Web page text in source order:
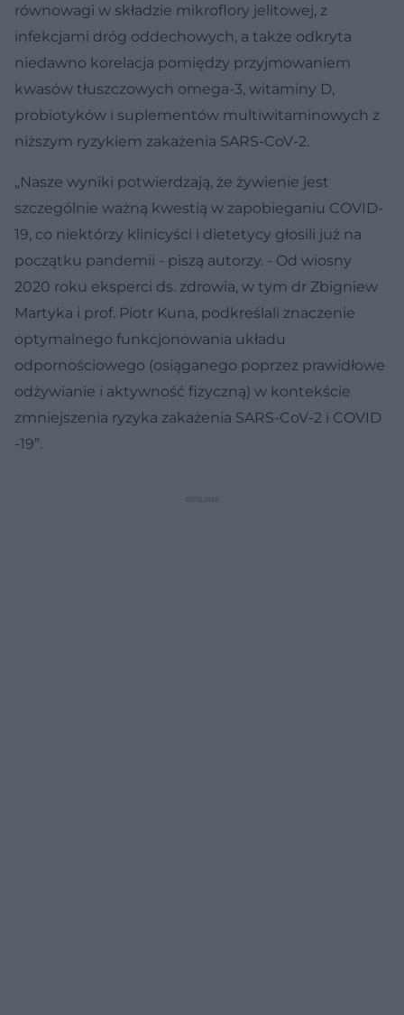
równowagi w składzie mikroflory jelitowej, z
infekcjami dróg oddechowych, a także odkryta
niedawno korelacja pomiędzy przyjmowaniem
kwasów tłuszczowych omega-3, witaminy D,
probiotyków i suplementów multiwitaminowych z
niższym ryzykiem zakażenia SARS-CoV-2.
„Nasze wyniki potwierdzają, że żywienie jest
szczególnie ważną kwestią w zapobieganiu COVID-
19, co niektórzy klinicyści i dietetycy głosili już na
początku pandemii - piszą autorzy. - Od wiosny
2020 roku eksperci ds. zdrowia, w tym dr Zbigniew
Martyka i prof. Piotr Kuna, podkreślali znaczenie
optymalnego funkcjonowania układu
odpornościowego (osiąganego poprzez prawidłowe
odżywianie i aktywność fizyczną) w kontekście
zmniejszenia ryzyka zakażenia SARS-CoV-2 i COVID
-19”.